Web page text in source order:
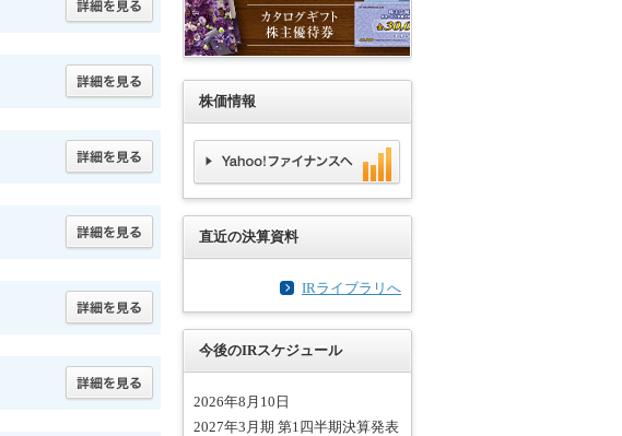
株価情報
直近の決算資料
IRライブラリへ
今後のIRスケジュール
2026年8月10日
2027年3月期 第1四半期決算発表